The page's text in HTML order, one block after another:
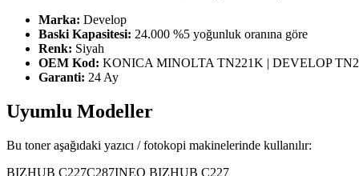
Marka: Develop
Baski Kapasitesi: 24.000 %5 yoğunluk oranına göre
Renk: Siyah
OEM Kod: KONICA MINOLTA TN221K | DEVELOP
Garanti: 24 Ay
Uyumlu Modeller
Bu toner aşağıdaki yazıcı / fotokopi makinelerinde kullanılır:
BIZHUB C227C287INEO BIZHUB C227